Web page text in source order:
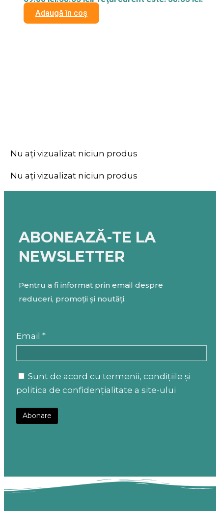
Adaugă în coș
Nu ați vizualizat niciun produs
Nu ați vizualizat niciun produs
ABONEAZĂ-TE LA
NEWSLETTER
Pentru a fi informat prin email despre
reduceri, promoții și noutăți.
Email *
Sunt de acord cu termenii, condițiile și
politica de confidențialitate a site-ului